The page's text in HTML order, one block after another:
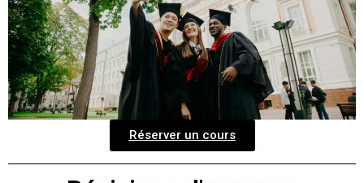
Réserver un cours